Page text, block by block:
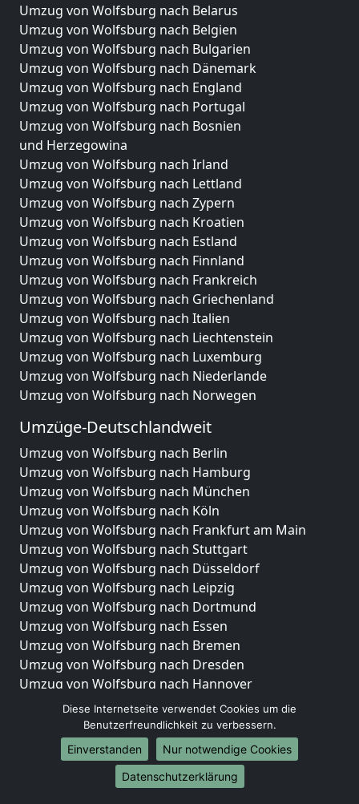
Umzug von Wolfsburg nach Belarus
Umzug von Wolfsburg nach Belgien
Umzug von Wolfsburg nach Bulgarien
Umzug von Wolfsburg nach Dänemark
Umzug von Wolfsburg nach England
Umzug von Wolfsburg nach Portugal
Umzug von Wolfsburg nach Bosnien
und Herzegowina
Umzug von Wolfsburg nach Irland
Umzug von Wolfsburg nach Lettland
Umzug von Wolfsburg nach Zypern
Umzug von Wolfsburg nach Kroatien
Umzug von Wolfsburg nach Estland
Umzug von Wolfsburg nach Finnland
Umzug von Wolfsburg nach Frankreich
Umzug von Wolfsburg nach Griechenland
Umzug von Wolfsburg nach Italien
Umzug von Wolfsburg nach Liechtenstein
Umzug von Wolfsburg nach Luxemburg
Umzug von Wolfsburg nach Niederlande
Umzug von Wolfsburg nach Norwegen
Umzüge-Deutschlandweit
Umzug von Wolfsburg nach Berlin
Umzug von Wolfsburg nach Hamburg
Umzug von Wolfsburg nach München
Umzug von Wolfsburg nach Köln
Umzug von Wolfsburg nach Frankfurt am Main
Umzug von Wolfsburg nach Stuttgart
Umzug von Wolfsburg nach Düsseldorf
Umzug von Wolfsburg nach Leipzig
Umzug von Wolfsburg nach Dortmund
Umzug von Wolfsburg nach Essen
Umzug von Wolfsburg nach Bremen
Umzug von Wolfsburg nach Dresden
Umzug von Wolfsburg nach Hannover
Umzug von Wolfsburg nach Nürnberg
Umzug von Wolfsburg nach Duisburg
Umzug von Wolfsburg nach Bochum
Umzug von Wolfsburg nach Wuppertal
Umzug von Wolfsburg nach Bielefeld
Diese Internetseite verwendet Cookies um die
Benutzerfreundlichkeit zu verbessern.
Einverstanden
Nur notwendige Cookies
Datenschutzerklärung